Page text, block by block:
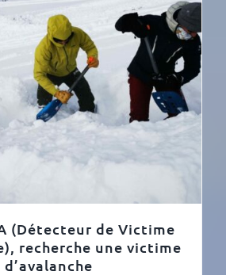
(Détecteur de Victime
recherche une victime
d’avalanche